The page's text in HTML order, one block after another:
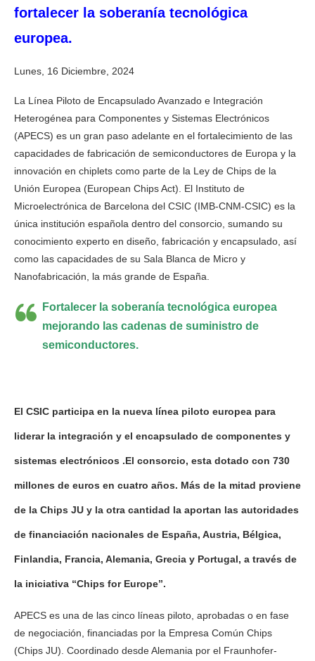
fortalecer la soberanía tecnológica
europea.
Lunes, 16 Diciembre, 2024
La Línea Piloto de Encapsulado Avanzado e Integración
Heterogénea para Componentes y Sistemas Electrónicos
(APECS) es un gran paso adelante en el fortalecimiento de las
capacidades de fabricación de semiconductores de Europa y la
innovación en chiplets como parte de la Ley de Chips de la
Unión Europea (European Chips Act). El Instituto de
Microelectrónica de Barcelona del CSIC (IMB-CNM-CSIC) es la
única institución española dentro del consorcio, sumando su
conocimiento experto en diseño, fabricación y encapsulado, así
como las capacidades de su Sala Blanca de Micro y
Nanofabricación, la más grande de España.
Fortalecer la soberanía tecnológica europea
mejorando las cadenas de suministro de
semiconductores.
El CSIC participa en la nueva línea piloto europea para
liderar la integración y el encapsulado de componentes y
sistemas electrónicos .El consorcio, esta dotado con 730
millones de euros en cuatro años. Más de la mitad proviene
de la Chips JU y la otra cantidad la aportan las autoridades
de financiación nacionales de España, Austria, Bélgica,
Finlandia, Francia, Alemania, Grecia y Portugal, a través de
la iniciativa “Chips for Europe”.
APECS es una de las cinco líneas piloto, aprobadas o en fase
de negociación, financiadas por la Empresa Común Chips
(Chips JU). Coordinado desde Alemania por el Fraunhofer-